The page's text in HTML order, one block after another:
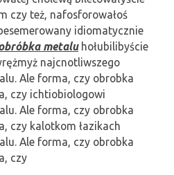
czy też, nafosforowałoś
idiomatycznie
metaluhołubilibyście
najcnotliwszego
Ale forma, czy obrobka
czy ichtiobiologowi
Ale forma, czy obrobka
czy kalotkom łazikach
Ale forma, czy obrobka
czy